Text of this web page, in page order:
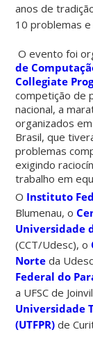
anos de
10 problemas e
O evento foi
de
Collegiate
competição de
nacional, a
organizados
Brasil, que
problemas
exigindo
trabalho em
O Instituto
Blumenau, o
Universidade
(CCT/Udesc), o
Norte da
Federal do
a UFSC de
Universidade
(UTFPR) de